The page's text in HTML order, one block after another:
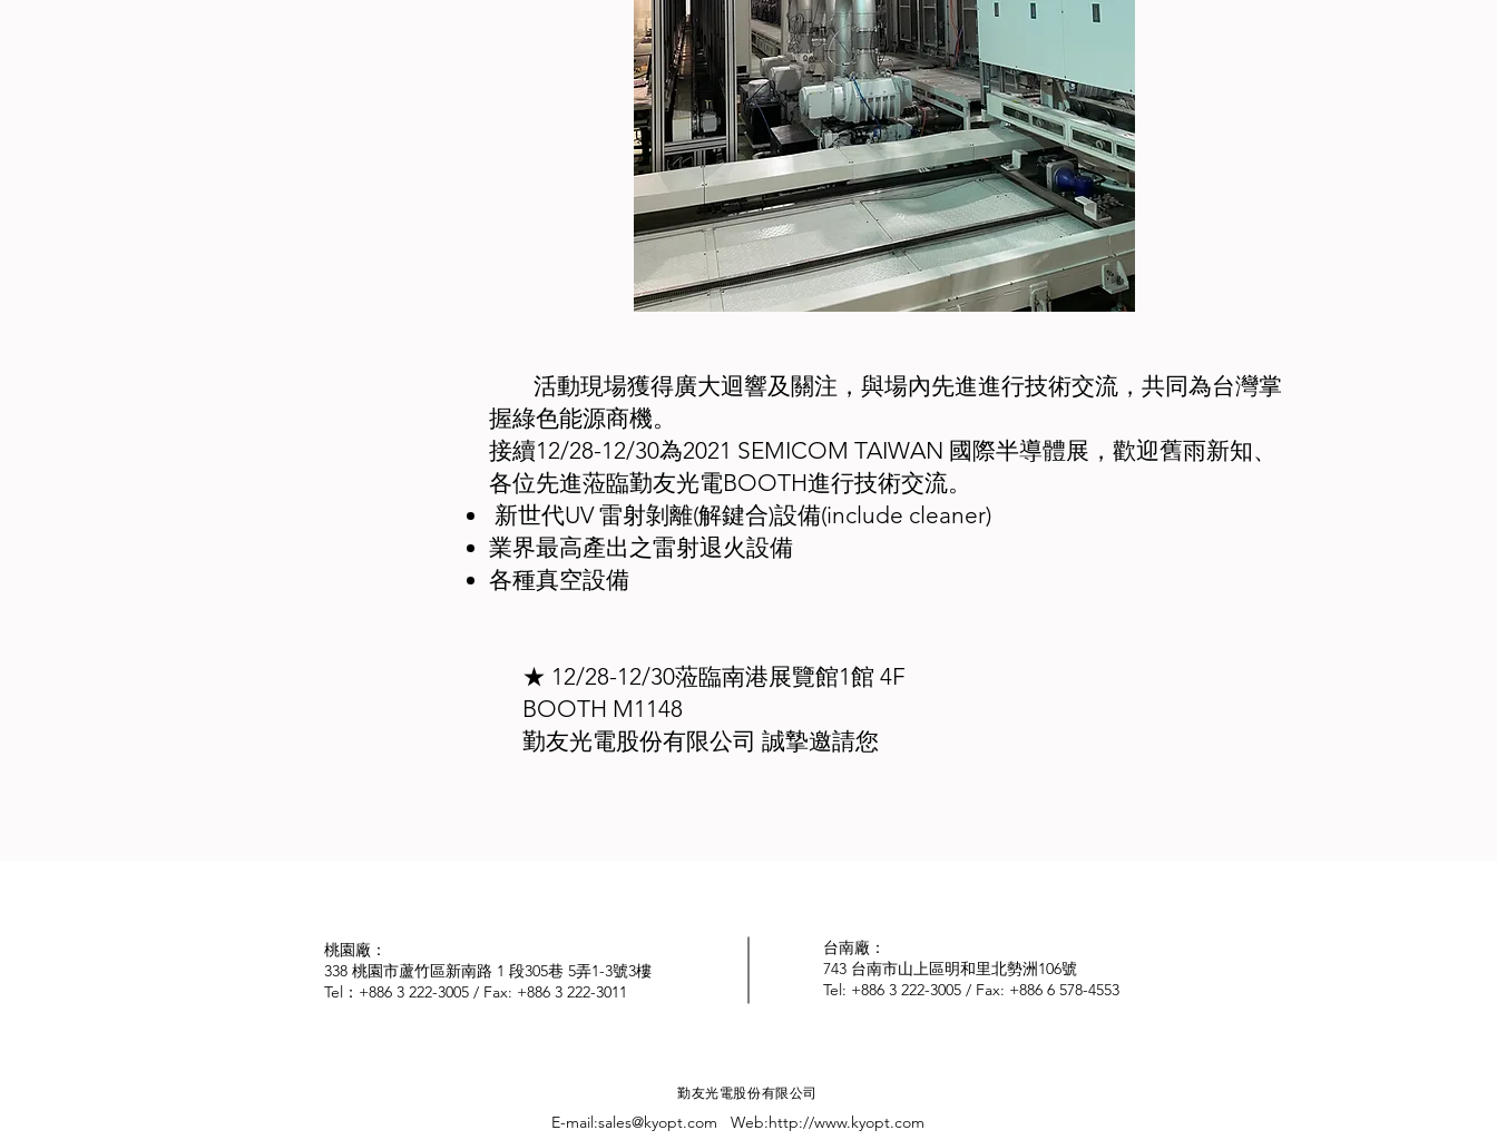
活動現場獲得廣大迴響及關注，與場內先進進行技術交流，共同為台灣掌
握綠色能源商機。
接續12/28-12/30為2021 SEMICOM TAIWAN 國際半導體展，歡迎舊雨新知、
各位先進蒞臨勤友光電BOOTH進行技術交流。
新世代UV 雷射剝離(解鍵合)設備(include cleaner)
業界最高產出之雷射退火設備
各種真空設備
★ 12/28-12/30蒞臨南港展覽館1館 4F
BOOTH M1148
勤友光電股份有限公司 誠摯邀請您
桃園廠：
338 桃園市蘆竹區新南路 1 段305巷 5弄1-3號3樓
Tel：+886 3 222-3005 / Fax: +886 3 222-3011
台南廠：
743 台南市山上區明和里北勢洲106號
Tel: +886 3 222-3005 / Fax: +886 6 578-4553
勤友光電股份有限公司
E-mail:sales@kyopt.com Web:http://www.kyopt.com